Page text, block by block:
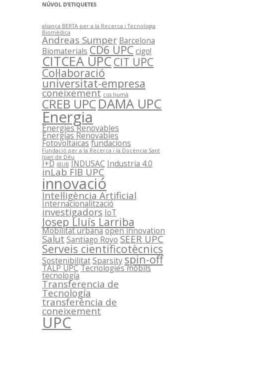
NÚVOL D’ETIQUETES
aliança BERTA per a la Recerca i Tecnologia
Biomèdica
Andreas Sumper Barcelona
Biomaterials CD6 UPCcigo!
CITCEA UPCCIT UPC
Col·laboració
universitat-empresa
coneixement cos humà
CREB UPCDAMA UPC
Energia
Energies Renovables
Energías Renovables
Fotovoltaicasfundacions
Fundació per a la Recerca i la Docència Sant
Joan de Déu
I+D IBUB INDUSAC Industria 4.0
inLab FIB UPC
innovació
Intel·ligència Artificial
Internacionalització
investigadors IoT
Josep Lluís Larriba
Mobilitat urbanaopen innovation
SalutSantiago Royo SEER UPC
Serveis cientificotècnics
SostenibilitatSparsityspin-off
TALP UPCTecnologies mòbils
tecnología
Transferencia de
Tecnología
transferència de
coneixement
UPC